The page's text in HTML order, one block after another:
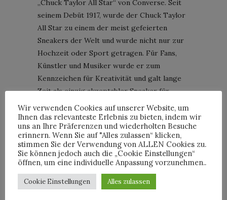
„Chuck Taylor All Star“ von Converse. Seit
seinem Debüt 1917, wurde der Chuck Taylor
All Star zu einem der meist gefeierten
Sneakers der Welt und wurde nicht nur zur
Hochzeit oder Sport getragen. Für Fans,
Künstler und Musiker wurde er zum
Kennzeichen für Kreativität und galt lange
Zeit als einzig akzeptabler Sneaker für
Punks – die Ramones prägten den passenden
Look zum Trend. Der Chuck hatte
allerdings ein Problem: er war unglaublich
unbequem. Bis jetzt.
CONTINUE READING
Wir verwenden Cookies auf unserer Website, um
Ihnen das relevanteste Erlebnis zu bieten, indem wir
uns an Ihre Präferenzen und wiederholten Besuche
erinnern. Wenn Sie auf "Alles zulassen“ klicken,
stimmen Sie der Verwendung von ALLEN Cookies zu.
Sie können jedoch auch die „Cookie Einstellungen“
öffnen, um eine individuelle Anpassung vorzunehmen..
Cookie Einstellungen Alles zulassen